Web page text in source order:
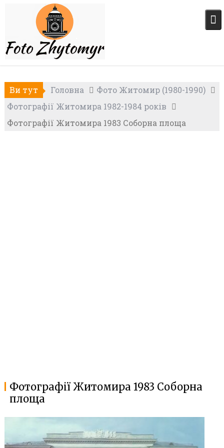
Ви тут Головна
Фото Житомир (1980-1990)
Фотографії Житомира 1982-1984 років
Фотографії Житомира 1983 Соборна площа
Фотографії Житомира 1983 Соборна
площа